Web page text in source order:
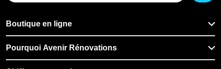
Boutique en ligne
Pourquoi Avenir Rénovations